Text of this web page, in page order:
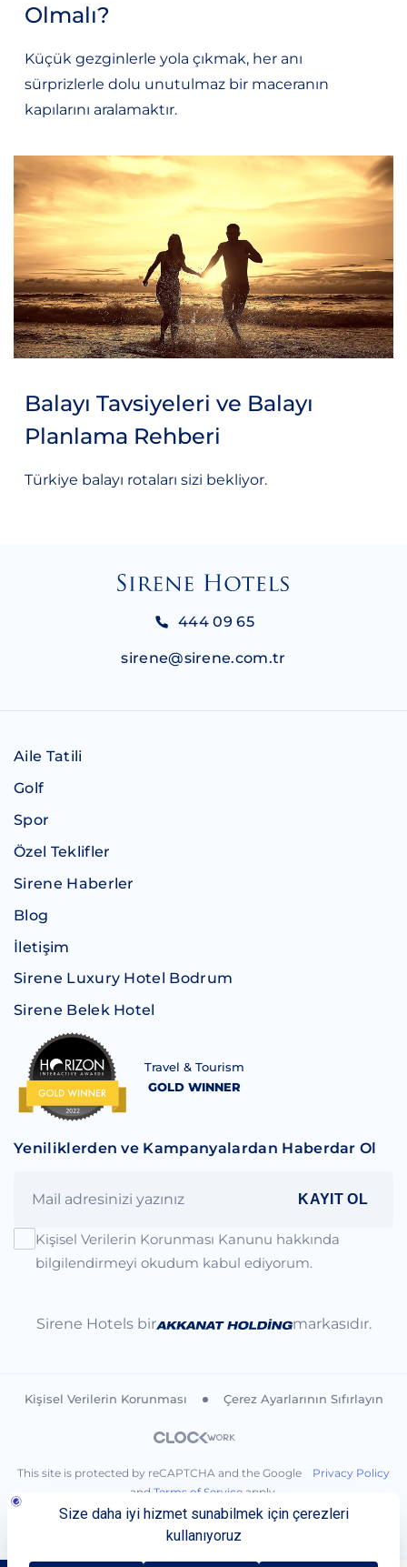
Olmalı?
Küçük gezginlerle yola çıkmak, her anı
sürprizlerle dolu unutulmaz bir maceranın
kapılarını aralamaktır.
Balayı Tavsiyeleri ve Balayı
Planlama Rehberi
Türkiye balayı rotaları sizi bekliyor.
444 09 65
sirene@sirene.com.tr
Aile Tatili
Golf
Spor
Özel Teklifler
Sirene Haberler
Blog
İletişim
Sirene Luxury Hotel Bodrum
Sirene Belek Hotel
Travel & Tourism
GOLD WINNER
Yeniliklerden ve Kampanyalardan Haberdar Ol
KAYIT OL
Kişisel Verilerin Korunması Kanunu hakkında
bilgilendirmeyi okudum kabul ediyorum.
Sirene Hotels bir markasıdır.
Kişisel Verilerin Korunması Çerez Ayarlarının Sıfırlayın
This site is protected by reCAPTCHA and the Google Privacy Policy
and Terms of Serviceapply.